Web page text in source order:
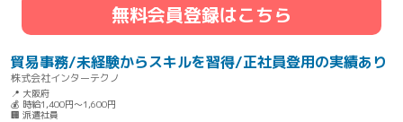
無料会員登録はこちら
貿易事務/未経験からスキルを習得/正社員登用の実績あり
株式会社インターテクノ
📍 大阪府
💰 時給1,400円～1,600円
🏢 派遣社員